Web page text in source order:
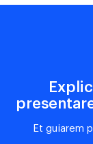
Et guiarem